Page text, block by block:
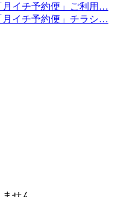
月イチ予約便」ご利用…
月イチ予約便」チラシ…